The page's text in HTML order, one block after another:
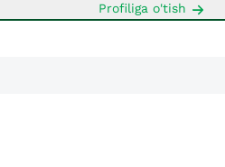
Profiliga o'tish